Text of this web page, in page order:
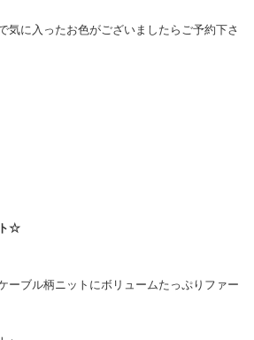
気に入ったお色がございましたらご予約下さ
☆
ーブル柄ニットにボリュームたっぷりファー